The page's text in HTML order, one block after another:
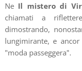
Ne Il mistero di
chiamati a
dimostrando,
lungimirante, e
"moda passeggera".